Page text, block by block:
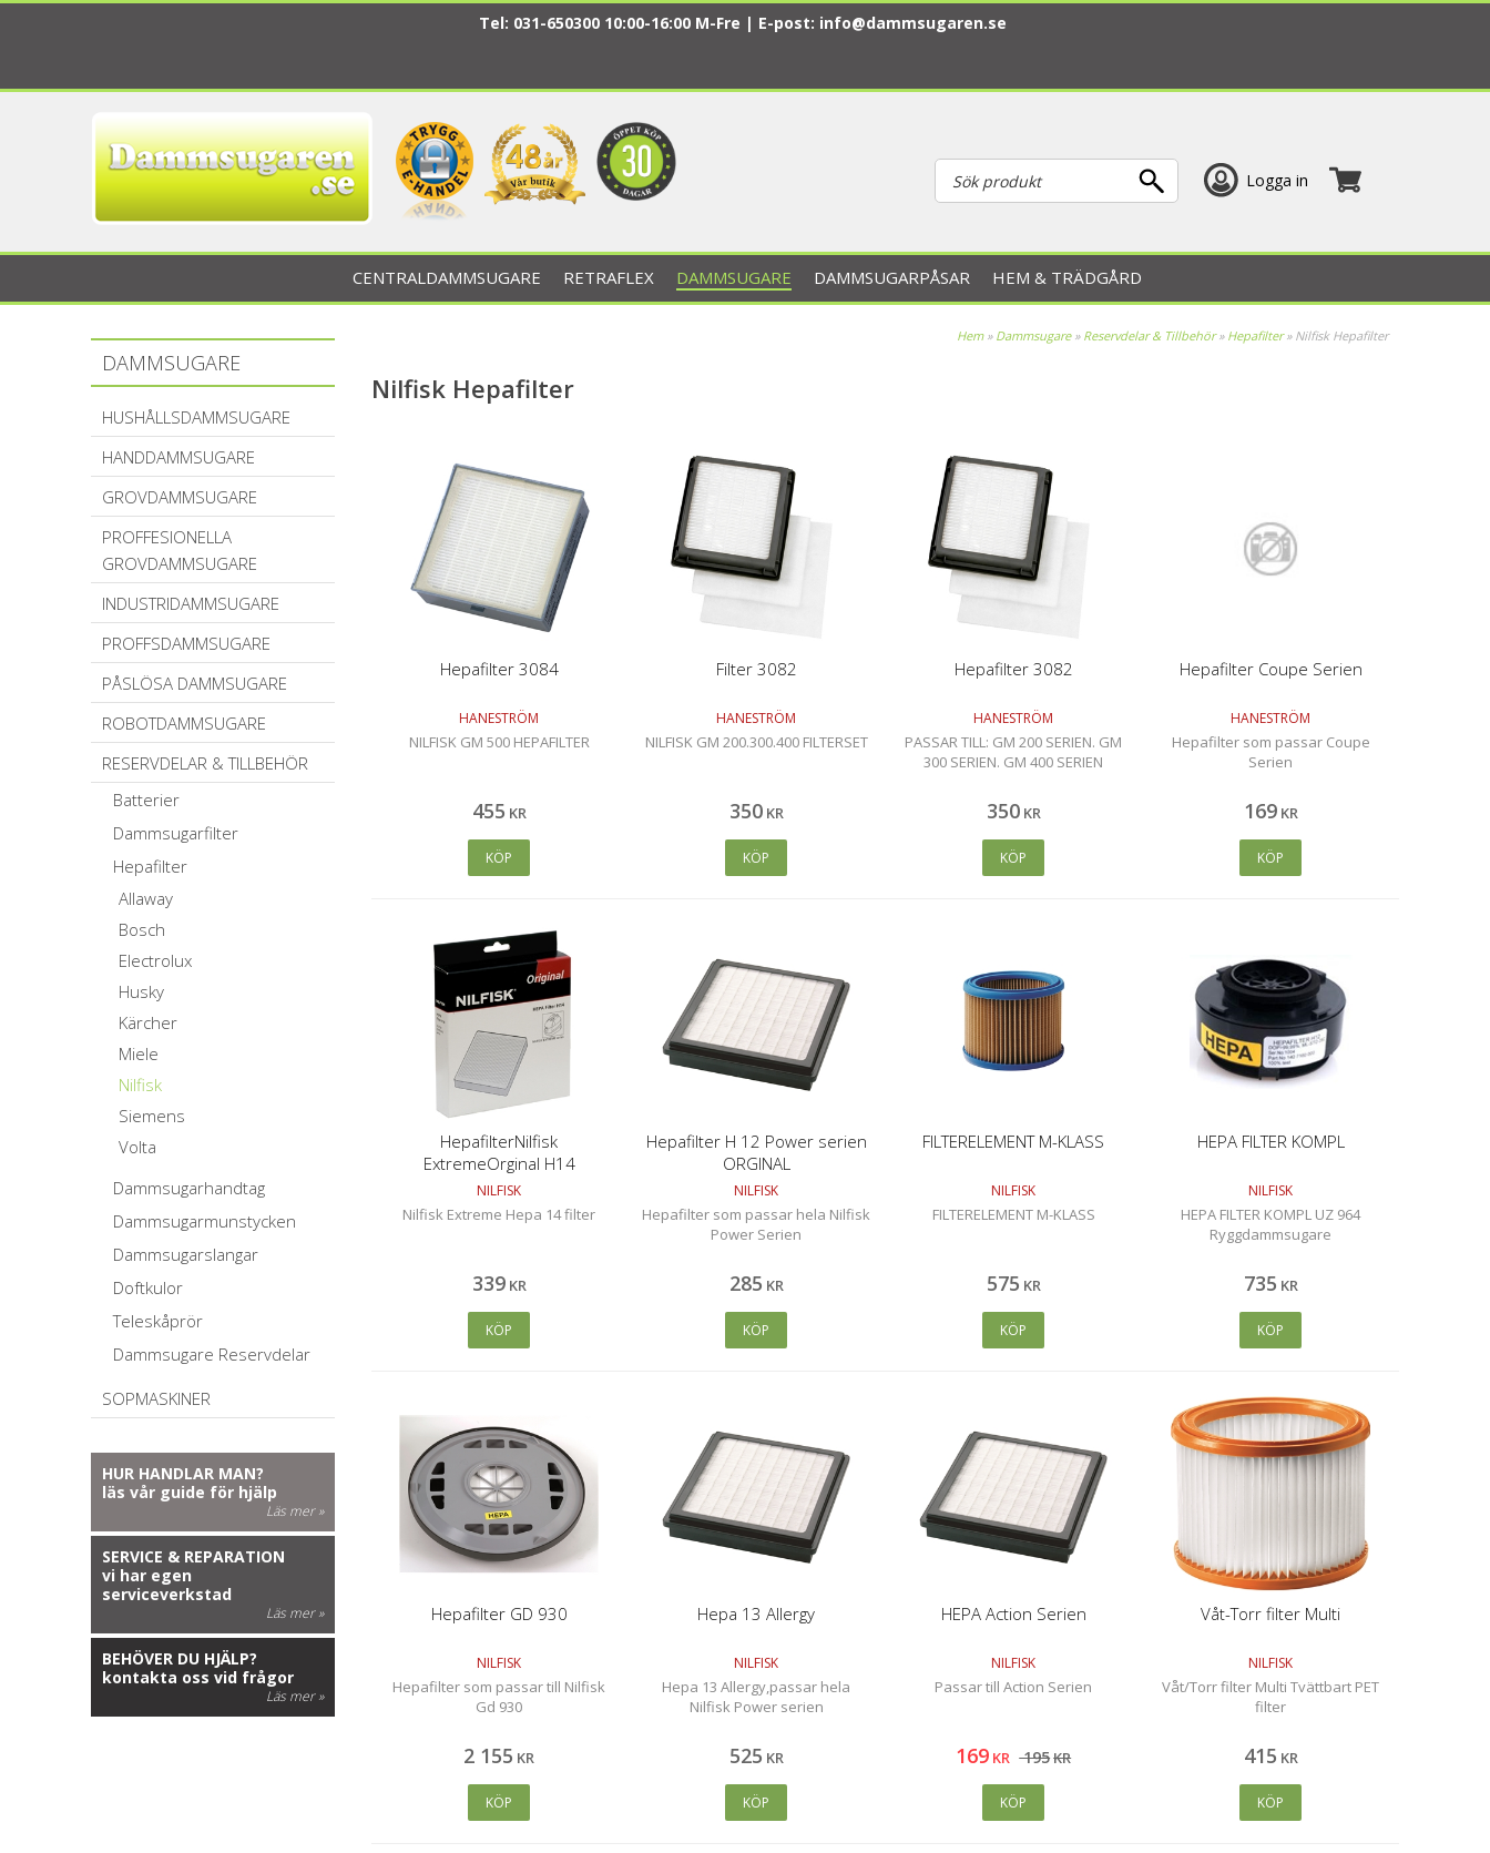
Tel: 031-650300 10:00-16:00 M-Fre | E-post: info@dammsugaren.se
Logga in
CENTRALDAMMSUGARE RETRAFLEX DAMMSUGARE DAMMSUGARPÅSAR HEM & TRÄDGÅRD
DAMMSUGARE
HUSHÅLLSDAMMSUGARE
HANDDAMMSUGARE
GROVDAMMSUGARE
PROFFESIONELLA
GROVDAMMSUGARE
INDUSTRIDAMMSUGARE
PROFFSDAMMSUGARE
PÅSLÖSA DAMMSUGARE
ROBOTDAMMSUGARE
RESERVDELAR & TILLBEHÖR
Batterier
Dammsugarfilter
Hepafilter
Allaway
Bosch
Electrolux
Husky
Kärcher
Miele
Nilfisk
Siemens
Volta
Dammsugarhandtag
Dammsugarmunstycken
Dammsugarslangar
Doftkulor
Teleskåprör
Dammsugare Reservdelar
SOPMASKINER
HUR HANDLAR MAN?
läs vår guide för hjälp
Läs mer »
SERVICE & REPARATION
vi har egen
serviceverkstad
Läs mer »
BEHÖVER DU HJÄLP?
kontakta oss vid frågor
Läs mer »
Hem» Dammsugare» Reservdelar & Tillbehör» Hepafilter» Nilfisk Hepafilter
Nilfisk Hepafilter
Hepafilter 3084
HANESTRÖM
NILFISK GM 500 HEPAFILTER
455 KR
KÖP
Filter 3082
HANESTRÖM
NILFISK GM 200.300.400 FILTERSET
350 KR
KÖP
Hepafilter 3082
HANESTRÖM
PASSAR TILL: GM 200 SERIEN. GM
300 SERIEN. GM 400 SERIEN
350 KR
KÖP
Hepafilter Coupe Serien
HANESTRÖM
Hepafilter som passar Coupe
Serien
169 KR
KÖP
HepafilterNilfisk
ExtremeOrginal H14
NILFISK
Nilfisk Extreme Hepa 14 filter
339 KR
KÖP
Hepafilter H 12 Power serien
ORGINAL
NILFISK
Hepafilter som passar hela Nilfisk
Power Serien
285 KR
KÖP
FILTERELEMENT M-KLASS
NILFISK
FILTERELEMENT M-KLASS
575 KR
KÖP
HEPA FILTER KOMPL
NILFISK
HEPA FILTER KOMPL UZ 964
Ryggdammsugare
735 KR
KÖP
Hepafilter GD 930
NILFISK
Hepafilter som passar till Nilfisk
Gd 930
2 155 KR
KÖP
Hepa 13 Allergy
NILFISK
Hepa 13 Allergy,passar hela
Nilfisk Power serien
525 KR
KÖP
HEPA Action Serien
NILFISK
Passar till Action Serien
169 KR 195KR
KÖP
Våt-Torr filter Multi
NILFISK
Våt/Torr filter Multi Tvättbart PET
filter
415 KR
KÖP